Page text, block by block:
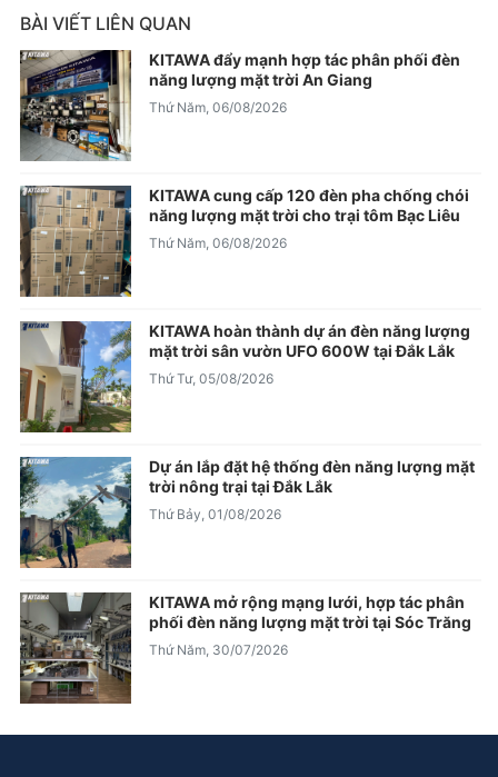
BÀI VIẾT LIÊN QUAN
KITAWA đẩy mạnh hợp tác phân phối đèn
năng lượng mặt trời An Giang
Thứ Năm, 06/08/2026
KITAWA cung cấp 120 đèn pha chống chói
năng lượng mặt trời cho trại tôm Bạc Liêu
Thứ Năm, 06/08/2026
KITAWA hoàn thành dự án đèn năng lượng
mặt trời sân vườn UFO 600W tại Đắk Lắk
Thứ Tư, 05/08/2026
Dự án lắp đặt hệ thống đèn năng lượng mặt
trời nông trại tại Đắk Lắk
Thứ Bảy, 01/08/2026
KITAWA mở rộng mạng lưới, hợp tác phân
phối đèn năng lượng mặt trời tại Sóc Trăng
Thứ Năm, 30/07/2026